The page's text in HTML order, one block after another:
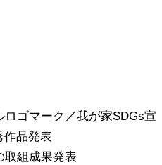
ゴマーク／我が家SDGs宣
品発表
組成果発表